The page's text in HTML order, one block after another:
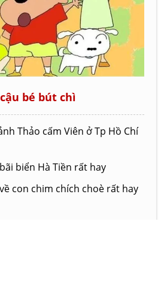
bé bút chì
Thảo cấm Viên ở Tp Hồ Chí
biển Hà Tiền rất hay
con chim chích choè rất hay